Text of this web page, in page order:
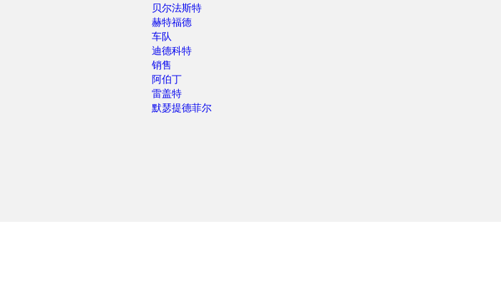
贝尔法斯特
赫特福德
车队
迪德科特
销售
阿伯丁
雷盖特
默瑟提德菲尔